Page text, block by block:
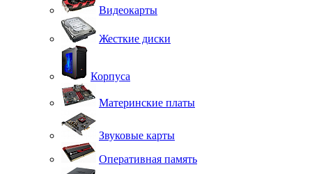
Видеокарты
Жесткие диски
Корпуса
Материнские платы
Звуковые карты
Оперативная память